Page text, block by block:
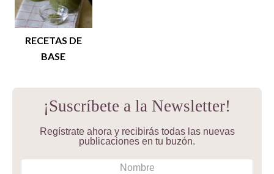
RECETAS DE
BASE
¡Suscríbete a la Newsletter!
Regístrate ahora y recibirás todas las nuevas
publicaciones en tu buzón.